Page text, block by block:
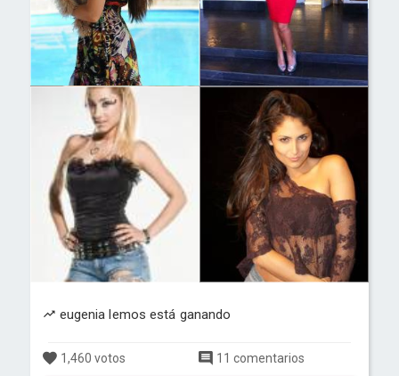
eugenia lemos está ganando
1,460 votos 11 comentarios